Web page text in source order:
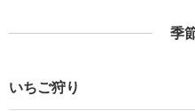
季
いちご狩り